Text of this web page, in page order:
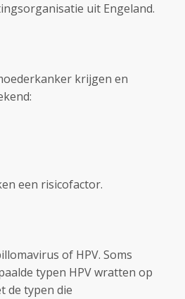
uit Engeland.
krijgen en
een risicofactor.
of HPV. Soms
typen HPV wratten op
de typen die